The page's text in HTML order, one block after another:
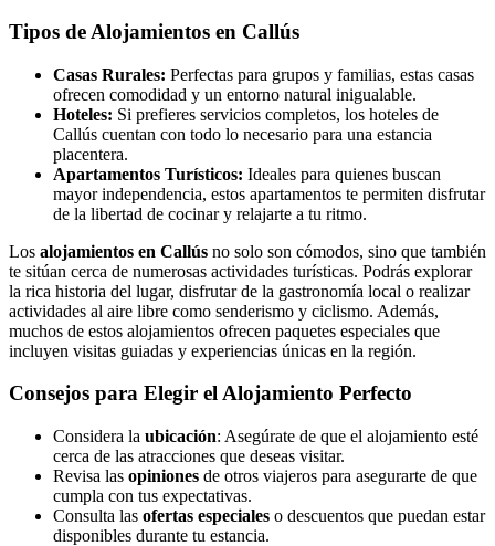
Tipos de Alojamientos en Callús
Casas Rurales: Perfectas para grupos y familias, estas casas
ofrecen comodidad y un entorno natural inigualable.
Hoteles: Si prefieres servicios completos, los hoteles de
Callús cuentan con todo lo necesario para una estancia
placentera.
Apartamentos Turísticos: Ideales para quienes buscan
mayor independencia, estos apartamentos te permiten disfrutar
de la libertad de cocinar y relajarte a tu ritmo.
Los alojamientos en Callús no solo son cómodos, sino que también
te sitúan cerca de numerosas actividades turísticas. Podrás explorar
la rica historia del lugar, disfrutar de la gastronomía local o realizar
actividades al aire libre como senderismo y ciclismo. Además,
muchos de estos alojamientos ofrecen paquetes especiales que
incluyen visitas guiadas y experiencias únicas en la región.
Consejos para Elegir el Alojamiento Perfecto
Considera la ubicación: Asegúrate de que el alojamiento esté
cerca de las atracciones que deseas visitar.
Revisa las opiniones de otros viajeros para asegurarte de que
cumpla con tus expectativas.
Consulta las ofertas especiales o descuentos que puedan estar
disponibles durante tu estancia.